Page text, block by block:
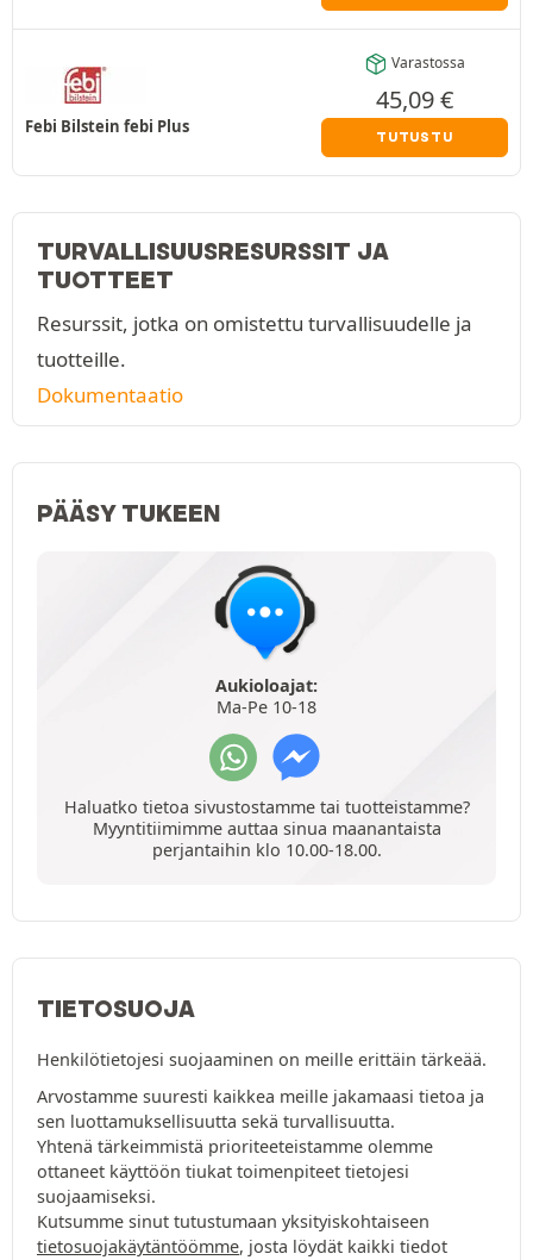
Febi Bilstein febi Plus
Varastossa
45,09€
TUTUSTU
TURVALLISUUSRESURSSIT JA
TUOTTEET
Resurssit, jotka on omistettu turvallisuudelle ja
tuotteille.
Dokumentaatio
PÄÄSY TUKEEN
Aukioloajat:
Ma-Pe 10-18
Haluatko tietoa sivustostamme tai tuotteistamme?
Myyntitiimimme auttaa sinua maanantaista
perjantaihin klo 10.00-18.00.
TIETOSUOJA
Henkilötietojesi suojaaminen on meille erittäin tärkeää.
Arvostamme suuresti kaikkea meille jakamaasi tietoa ja
sen luottamuksellisuutta sekä turvallisuutta.
Yhtenä tärkeimmistä prioriteeteistamme olemme
ottaneet käyttöön tiukat toimenpiteet tietojesi
suojaamiseksi.
Kutsumme sinut tutustumaan yksityiskohtaiseen
tietosuojakäytäntöömme, josta löydät kaikki tiedot